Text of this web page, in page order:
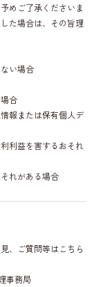
めご了承くださいま
た場合は、その旨理
い場合
合
報または保有個人デ
利益を害するおそれ
れがある場合
、ご質問等はこちら
事務局